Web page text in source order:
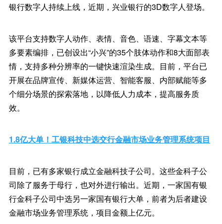
银行数字人持续上线，近期，兴业银行的3D数字人登场。
该平台支持数字人动作、表情、音色、语速、字幕文本等
多要素编排，已创设出“小兴”的35个肢体动作和8大面部表
情，支持多种分辨率的一键快速渲染生成。目前，平台已
开展在品牌宣传、新媒体运营、智能客服、内部赋能等多
个细分场景的探索落地，以降低人力成本，提高服务质
效。
1.8亿大单！工银科技中选交行金融市场业务管理系统项目
目前，已有多家银行成立金融科技子公司。这些金科子公
司除了服务于母行，也对外进行输出。近期，一家国有银
行金科子公司中选另一家国有银行大单，前者为后者建设
金融市场业务管理系统，项目金额上亿元。